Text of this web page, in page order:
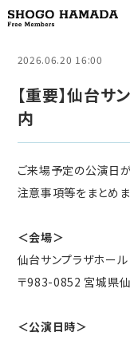
2026.06.20 16:00
【重要】仙台
内
ご来場予定の公演日
注意事項等をまとめ
＜会場＞
仙台サンプラザホール
〒983-0852 宮城県
＜公演日時＞